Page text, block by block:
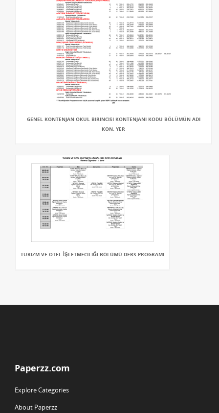
GENEL KONTENJAN OKUL BIRINCISI KONTENJANI KODU BÖLÜMÜN ADI
KON. YER
TURIZM VE OTEL İŞLETMECILIĞI BÖLÜMÜ DERS PROGRAMI
Paperzz.com
Explore Categories
About Paperzz